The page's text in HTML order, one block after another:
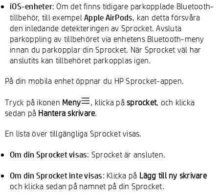
iOS-enheter: Om det finns tidigare parkopplade Bluetooth-
tillbehör, till exempel Apple AirPods, kan detta försvåra
den inledande detekteringen av Sprocket. Avsluta
parkoppling av tillbehöret via enhetens Bluetooth-meny
innan du parkopplar din Sprocket. När Sprocket väl har
anslutits kan tillbehöret parkopplas igen.
På din mobila enhet öppnar du HP Sprocket-appen.
Tryck på ikonen Meny , klicka påsprocket, och klicka
sedan på Hantera skrivare.
En lista över tillgängliga Sprocket visas.
Om din Sprocket visas: Sprocket är ansluten.
Om din Sprocket inte visas: Klicka på Lägg till ny skrivare
och klicka sedan på namnet på din Sprocket.